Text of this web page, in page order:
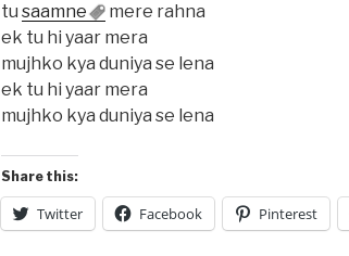
tu saamne
mere rahna
ek tu hi yaar mera
mujhko kya duniya se lena
ek tu hi yaar mera
mujhko kya duniya se lena
Share this:
Twitter Facebook Pinterest